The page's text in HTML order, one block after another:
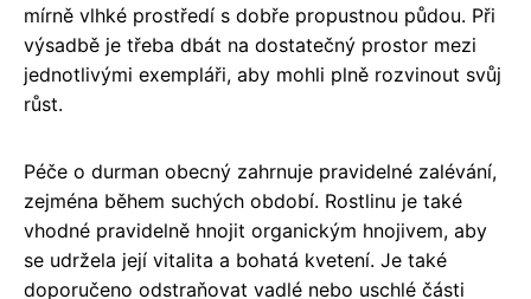
mírně vlhké prostředí s dobře propustnou půdou. Při
výsadbě je třeba dbát na dostatečný prostor mezi
jednotlivými exempláři, aby mohli plně rozvinout svůj
růst.
Péče o durman obecný zahrnuje pravidelné zalévání,
zejména během suchých období. Rostlinu je také
vhodné pravidelně hnojit organickým hnojivem, aby
se udržela její vitalita a bohatá kvetení. Je také
doporučeno odstraňovat vadlé nebo uschlé části